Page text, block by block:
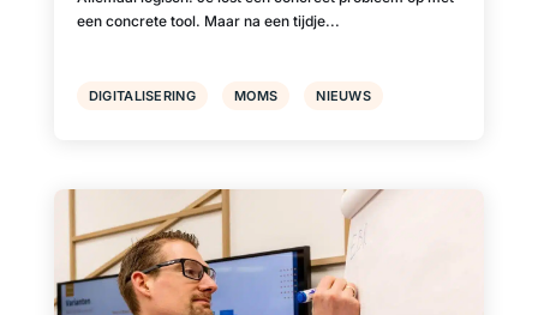
DIGITALISERING MOMS NIEUWS
een concrete tool. Maar na een tijdje...